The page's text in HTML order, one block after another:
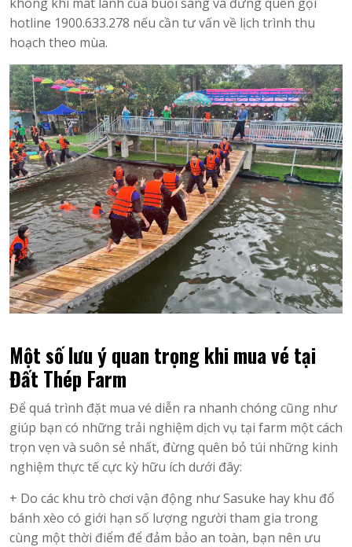
hotline 1900.633.278 nếu cần tư vấn về lịch trình thu
hoạch theo mùa.
Một số lưu ý quan trọng khi mua vé tại
Đất Thép Farm
Để quá trình đặt mua vé diễn ra nhanh chóng cũng như
giúp bạn có những trải nghiệm dịch vụ tại farm một cách
trọn vẹn và suôn sẻ nhất, đừng quên bỏ túi những kinh
nghiệm thực tế cực kỳ hữu ích dưới đây:
+ Do các khu trò chơi vận động như Sasuke hay khu đổ
bánh xèo có giới hạn số lượng người tham gia trong
cùng một thời điểm để đảm bảo an toàn, bạn nên ưu